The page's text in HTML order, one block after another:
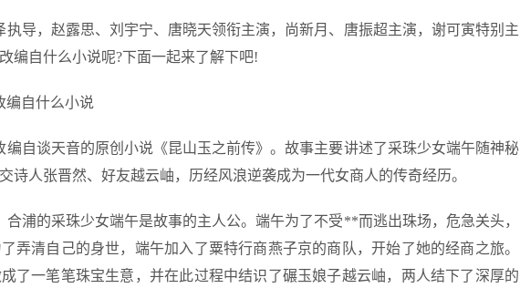
执导，赵露思、刘宇宁、唐晓天领衔主演，尚新月、唐振超主演，谢可寅特别主
编自什么小说呢?下面一起来了解下吧!
编自什么小说
编自谈天音的原创小说《昆山玉之前传》。故事主要讲述了采珠少女端午随神秘
诗人张晋然、好友越云岫，历经风浪逆袭成为一代女商人的传奇经历。
浦的采珠少女端午是故事的主人公。端午为了不受**而逃出珠场，危急关头，
弄清自己的身世，端午加入了粟特行商燕子京的商队，开始了她的经商之旅。
了一笔笔珠宝生意，并在此过程中结识了碾玉娘子越云岫，两人结下了深厚的